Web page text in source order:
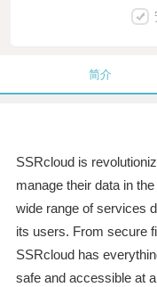
简介
SSRcloud is
manage their data in
wide range of services
its users. From secure
SSRcloud has
safe and accessible at